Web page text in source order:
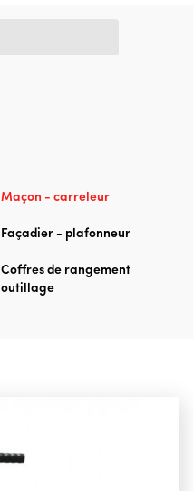
Maçon - carreleur
Façadier - plafonneur
Coffres de rangement
outillage